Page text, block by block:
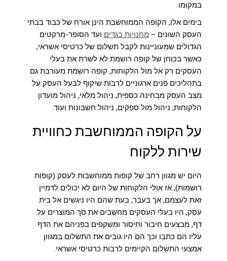
במקומו.
בימים אלו, הקופה הממוחשבת הינן אורח של כבוד בבתי
העסק השונים – מחנויות בגדים ועד הסופר-מרקטים
הגדולים שמעוניינות לקבל תשלום של כרטיסי אשראי,
כאשר בכוחן של קופה רושמת לא לשרת את בעלי
העסקים רק אל מול הלקוחות, קופה רושמת מעורבת גם
בתהליכים פנים ארגוניים לרבות שיקוף לבעל העסק על
מצב העסק מבחינה כספית, ניהול מלאי, ניהול מועדון
הלקוחות, ניהול מול ספקים, ניהול חשבונות ועוד.
על הקופה הממוחשבת כחוויית
שירות ללקוח
היום יש מגוון רחב של קופות ממוחשבות לעסק (קופות
רושמות), אז אולי הלקוחות של היום לא יכולים לדמיין
זאת לעצמם, אך בעבר, בעת שהם היו ניגשים אל בית
עסק, היו בעלי העסקים מחשבים את סך המוצרים על
דף, מבצעים חיבור וחיסור ומשקפים בפניהם את הדף
עליו הם כתבו וכך הם היו גובים את התשלום במגוון
אמצעי התשלום הקיימים לרבות כרטיסי אשראי.